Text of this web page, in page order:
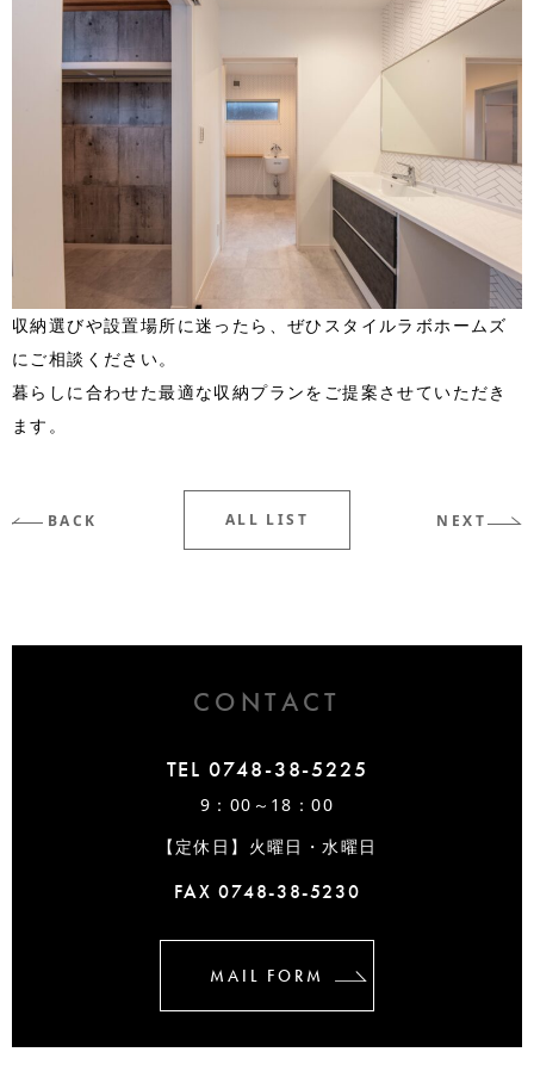
収納選びや設置場所に迷ったら、ぜひスタイルラボホームズ
にご相談ください。
暮らしに合わせた最適な収納プランをご提案させていただき
ます。
BACK ALL LIST NEXT
CONTACT
TEL 0748-38-5225
9：00～18：00
【定休日】火曜日・水曜日
FAX 0748-38-5230
MAIL FORM